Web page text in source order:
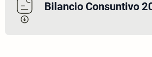
Bilancio Consuntivo